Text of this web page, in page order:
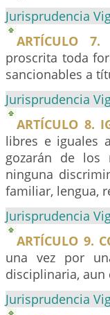
Jurisprudencia
ARTÍCULO 7.
proscrita toda
sancionables a
Jurisprudencia
ARTÍCULO 8.
libres e iguales
gozarán de los
ninguna
familiar, lengua,
Jurisprudencia
ARTÍCULO 9.
una vez por
disciplinaria, aun
Jurisprudencia